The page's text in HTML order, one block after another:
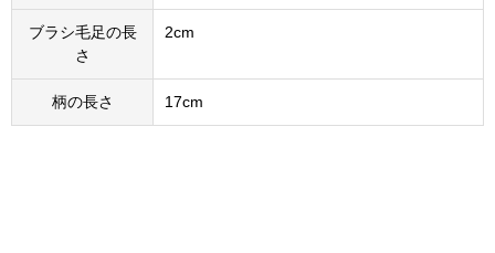
ブラシ毛足の長
さ
2cm
柄の長さ 17cm